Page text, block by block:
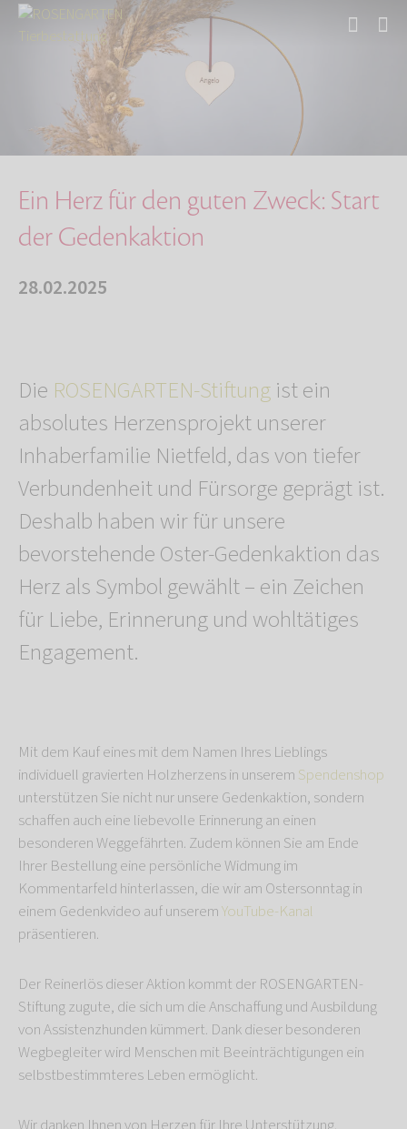
Über uns
Aktuelles
Ein Herz für den guten Zweck: Start der Geden…
Ein Herz für den guten Zweck: Start
der Gedenkaktion
28.02.2025
Die ROSENGARTEN-Stiftungist ein
absolutes Herzensprojekt unserer
Inhaberfamilie Nietfeld, das von tiefer
Verbundenheit und Fürsorge geprägt ist.
Deshalb haben wir für unsere
bevorstehende Oster-Gedenkaktion das
Herz als Symbol gewählt – ein Zeichen
für Liebe, Erinnerung und wohltätiges
Engagement.
Mit dem Kauf eines mit dem Namen Ihres Lieblings
individuell gravierten Holzherzens in unserem Spendenshop
unterstützen Sie nicht nur unsere Gedenkaktion, sondern
schaffen auch eine liebevolle Erinnerung an einen
besonderen Weggefährten. Zudem können Sie am Ende
Ihrer Bestellung eine persönliche Widmung im
Kommentarfeld hinterlassen, die wir am Ostersonntag in
einem Gedenkvideo auf unseremYouTube-Kanal
präsentieren.
Der Reinerlös dieser Aktion kommt der ROSENGARTEN-
Stiftung zugute, die sich um die Anschaffung und Ausbildung
von Assistenzhunden kümmert. Dank dieser besonderen
Wegbegleiter wird Menschen mit Beeinträchtigungen ein
selbstbestimmteres Leben ermöglicht.